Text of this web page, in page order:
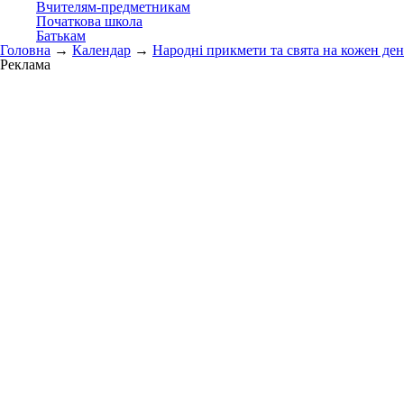
Вчителям-предметникам
Початкова школа
Батькам
Головна → Календар → Народні прикмети та свята на кожен
Реклама